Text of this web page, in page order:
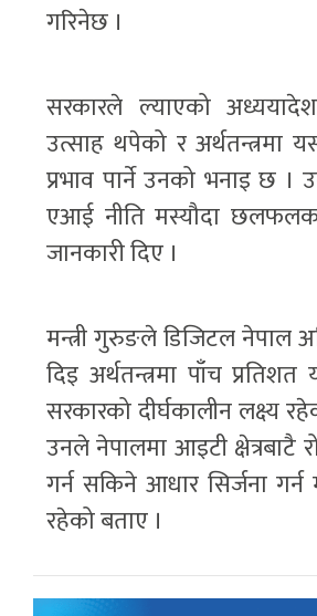
गरिनेछ ।
सरकारले ल्याएको
उत्साह थपेको र अर्थतन्त्रमा
प्रभाव पार्ने उनको भनाइ छ ।
एआई नीति मस्यौदा
जानकारी दिए ।
मन्त्री गुरुङले डिजिटल नेपाल
दिइ अर्थतन्त्रमा पाँच प्रतिशत
सरकारको दीर्घकालीन लक्ष्य
उनले नेपालमा आइटी क्षेत्रबाटै
गर्न सकिने आधार सिर्जना गर्न
रहेको बताए ।